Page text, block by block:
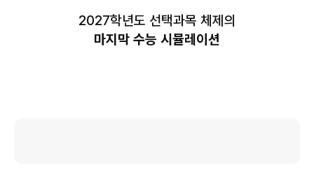
2027학년도 선택과목 체제의
마지막 수능 시뮬레이션